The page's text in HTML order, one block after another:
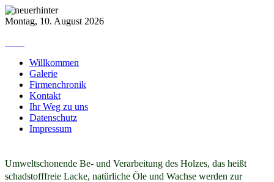
Montag, 10. August 2026
Willkommen
Galerie
Firmenchronik
Kontakt
Ihr Weg zu uns
Datenschutz
Impressum
Umweltschonende Be- und Verarbeitung des Holzes, das heißt
schadstofffreie Lacke, natürliche Öle und Wachse werden zur